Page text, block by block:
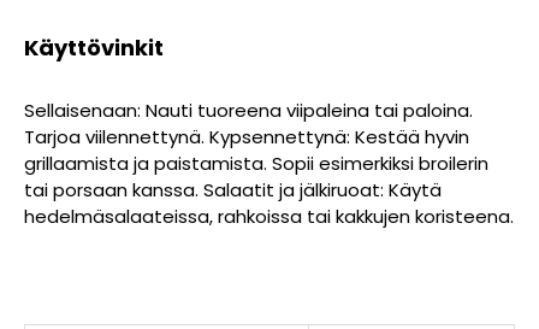
Käyttövinkit
Sellaisenaan: Nauti tuoreena viipaleina tai paloina.
Tarjoa viilennettynä. Kypsennettynä: Kestää hyvin
grillaamista ja paistamista. Sopii esimerkiksi broilerin
tai porsaan kanssa. Salaatit ja jälkiruoat: Käytä
hedelmäsalaateissa, rahkoissa tai kakkujen koristeena.